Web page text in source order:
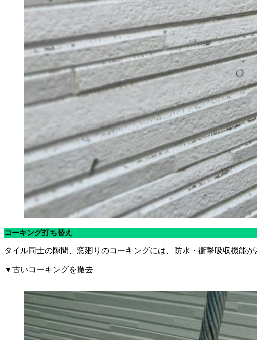
コーキング打ち替え
タイル同士の隙間、窓廻りのコーキングには、防水・衝撃吸収機能
▼古いコーキングを撤去